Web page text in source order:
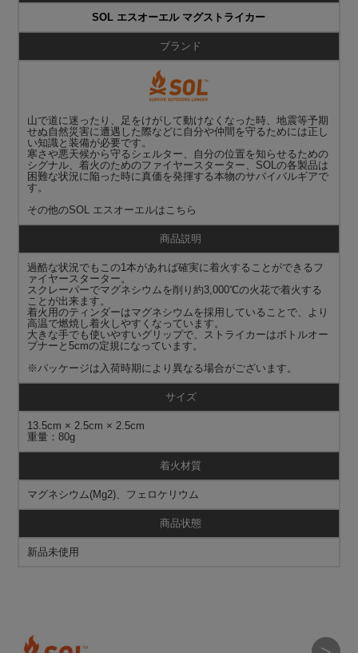
SOL エスオーエル マグストライカー
ブランド
山で道に迷ったり、足をけがして動けなくなった時、地震等予期
せぬ自然災害に遭遇した際などに自分や仲間を守るためには正し
い知識と装備が必要です。
寒さや悪天候から守るシェルター、自分の位置を知らせるための
シグナル、着火のためのファイヤースターター、SOLの各製品は
困難な状況に陥った時に真価を発揮する本物のサバイバルギアで
す。
その他のSOL エスオーエルはこちら
商品説明
過酷な状況でもこの1本があれば確実に着火することができるフ
ァイヤースターター。
スクレーパーでマグネシウムを削り約3,000℃の火花で着火する
ことが出来ます。
着火用のティンダーはマグネシウムを採用していることで、より
高温で燃焼し着火しやすくなっています。
大きな手でも使いやすいグリップで、ストライカーはボトルオー
プナーと5cmの定規になっています。
※パッケージは入荷時期により異なる場合がございます。
サイズ
13.5cm × 2.5cm × 2.5cm
重量：80g
着火材質
マグネシウム(Mg2)、フェロケリウム
商品状態
新品未使用